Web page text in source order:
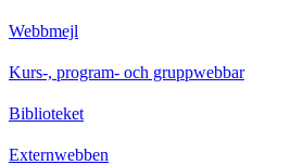
Webbmejl
Kurs-, program- och gruppwebbar
Biblioteket
Externwebben